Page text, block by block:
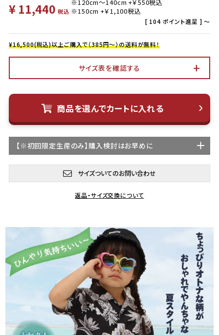
¥ 11,440 税込
[ 104 ポイント進呈 ] 〜
¥16,500(税込)以上ご購入で（385円～）の送料が無料！
サイズ表を確認する
商品を選んでカートに入れる
【※初回限定生産のみ】購入検討はお早めに
サイズついてのお問い合わせ
返品・サイズ交換について